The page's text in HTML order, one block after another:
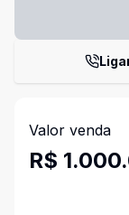
Valor venda
R$